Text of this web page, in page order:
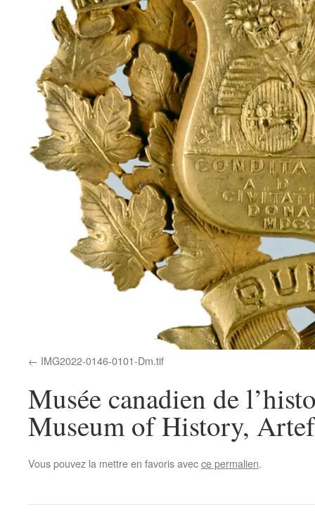
IMG2022-0146-0101-Dm.tif
Musée canadien de
Museum of History,
Vous pouvez la mettre en favoris avecce permalien.